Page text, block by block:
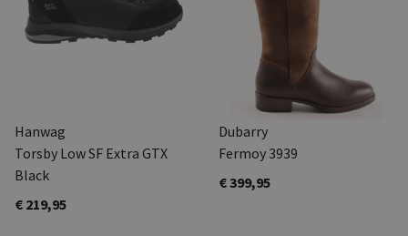
Hanwag
Torsby Low SF Extra GTX
Black
€ 219,95
Dubarry
Fermoy 3939
€ 399,95